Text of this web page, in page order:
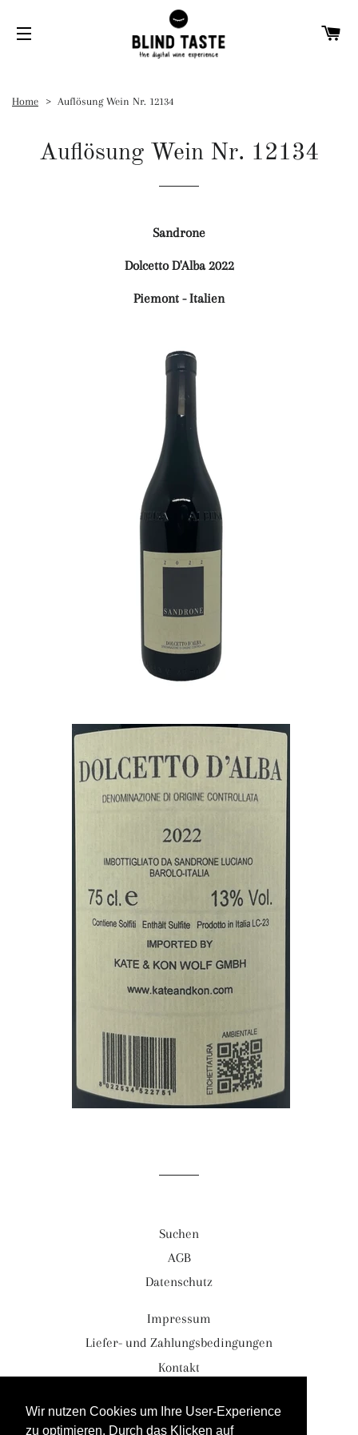
Wir nutzen Cookies um Ihre User-Experience
zu optimieren. Durch das Klicken auf
SEITENNAVIGATION
Home Auflösung Wein Nr. 12134
Auflösung Wein Nr. 12134
Sandrone
Dolcetto D'Alba 2022
Piemont - Italien
Suchen
AGB
Datenschutz
Impressum
Liefer- und Zahlungsbedingungen
Kontakt
Währung
EUR €